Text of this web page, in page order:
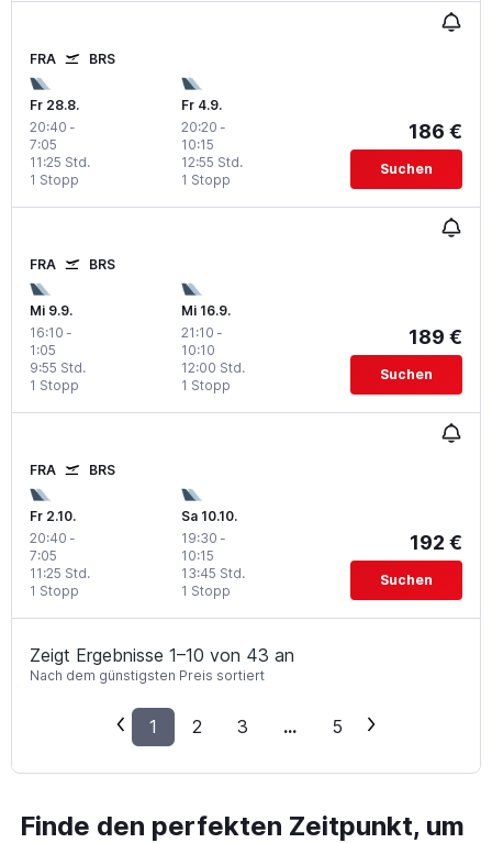
FRA BRS
Fr 28.8.
20:40 -
7:05
1 Stopp
11:25 Std.
Fr 4.9.
20:20 -
10:15
1 Stopp
12:55 Std.
186 €
Suchen
FRA BRS
Mi 9.9.
16:10 -
1:05
1 Stopp
9:55 Std.
Mi 16.9.
21:10 -
10:10
1 Stopp
12:00 Std.
189 €
Suchen
FRA BRS
Fr 2.10.
20:40 -
7:05
1 Stopp
11:25 Std.
Sa 10.10.
19:30 -
10:15
1 Stopp
13:45 Std.
192 €
Suchen
Zeigt Ergebnisse 1–10 von 43 an
Nach dem günstigsten Preis sortiert
1 2 3 ... 5
Finde den perfekten Zeitpunkt, um